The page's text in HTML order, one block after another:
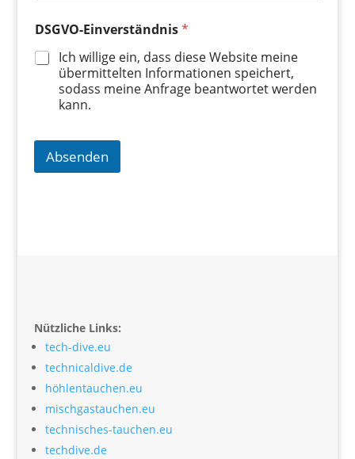
DSGVO-Einverständnis*
Ich willige ein, dass diese Website meine
übermittelten Informationen speichert,
sodass meine Anfrage beantwortet werden
kann.
Absenden
Nützliche Links:
tech-dive.eu
technicaldive.de
höhlentauchen.eu
mischgastauchen.eu
technisches-tauchen.eu
techdive.de